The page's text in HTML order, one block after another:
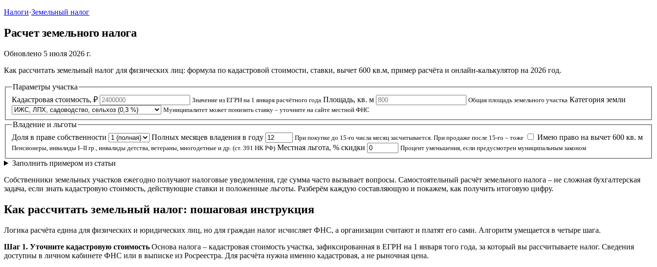
Налоги·Земельный налог
Расчет земельного налога
Обновлено 5 июля 2026 г.
Как рассчитать земельный налог для физических лиц: формула по кадастровой стоимости, ставки, вычет 600 кв.м, пример расчёта и онлайн-калькулятор на 2026 год.
Параметры участка
Кадастровая стоимость, ₽
Значение из ЕГРН на 1 января расчётного года Площадь, кв. м Общая площадь земельного участка Категория земли
Муниципалитет может понизить ставку – уточните на сайте местной ФНС
Владение и льготы
Доля в праве собственности
Полных месяцев владения в году При покупке до 15-го числа месяц засчитывается. При продаже после 15-го – тоже Имею право на вычет 600 кв. м
Пенсионеры, инвалиды I–II гр., инвалиды детства, ветераны, многодетные и др. (ст. 391 НК РФ) Местная льгота, % скидки Процент уменьшения, если предусмотрен муниципальным законом
Заполнить примером из статьи
Собственники земельных участков ежегодно получают налоговые уведомления, где сумма часто вызывает вопросы. Самостоятельный расчёт земельного налога – не сложная бухгалтерская
задача, если знать кадастровую стоимость, действующие ставки и положенные льготы. Разберём каждую составляющую и покажем, как получить итоговую цифру.
Как рассчитать земельный налог: пошаговая инструкция
Логика расчёта едина для физических и юридических лиц, но для граждан налог исчисляет ФНС, а организации считают и платят его сами. Алгоритм умещается в четыре шага.
Шаг 1. Уточните кадастровую стоимость Основа налога – кадастровая стоимость участка, зафиксированная в ЕГРН на 1 января того года, за который вы рассчитываете налог. Сведения
доступны в личном кабинете ФНС или в выписке из Росреестра. Для расчёта нужна именно кадастровая, а не рыночная цена.